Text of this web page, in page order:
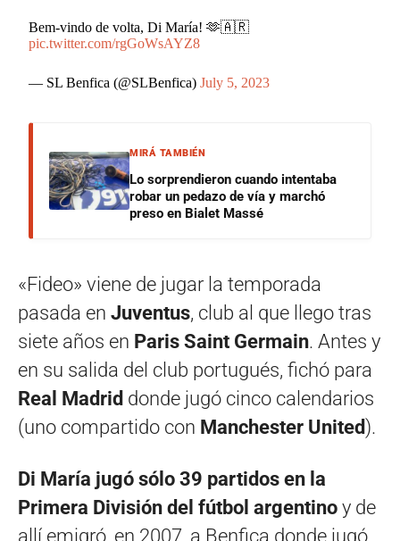
Bem-vindo de volta, Di María! 🫶🇦🇷
pic.twitter.com/rgGoWsAYZ8
— SL Benfica (@SLBenfica)July 5, 2023
MIRÁ TAMBIÉN
Lo sorprendieron cuando intentaba
robar un pedazo de vía y marchó
preso en Bialet Massé
«Fideo» viene de jugar la temporada
pasada en Juventus, club al que llego tras
siete años en Paris Saint Germain. Antes y
en su salida del club portugués, fichó para
Real Madrid donde jugó cinco calendarios
(uno compartido con Manchester United).
Di María jugó sólo 39 partidos en la
Primera División del fútbol argentino y de
allí emigró, en 2007, a Benfica donde jugó